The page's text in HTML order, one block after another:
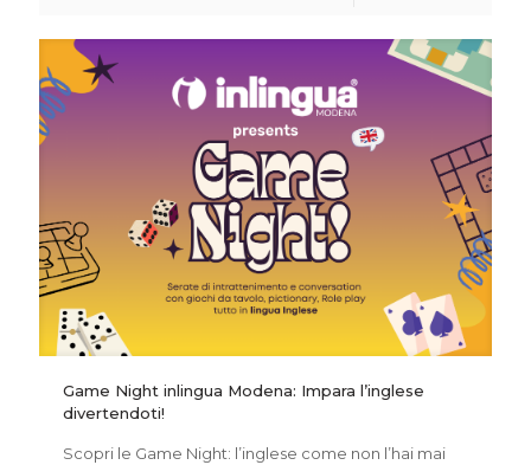
Game Night inlingua Modena: Impara l’inglese
divertendoti!
Scopri le Game Night: l’inglese come non l’hai mai